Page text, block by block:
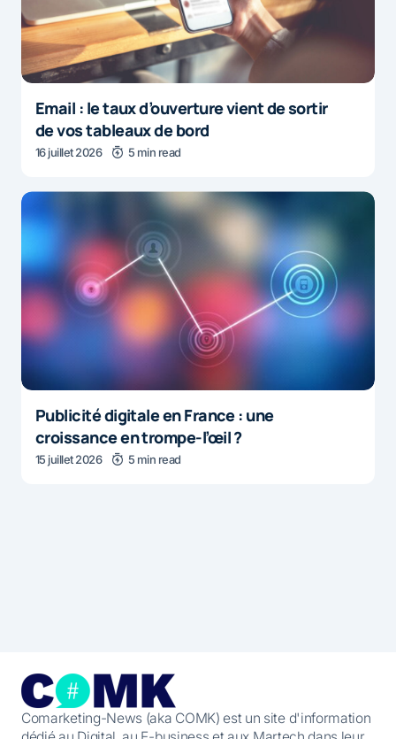
Email : le taux d’ouverture vient de sortir
de vos tableaux de bord
16 juillet 2026 5 min read
Publicité digitale en France : une
croissance en trompe-l’œil ?
15 juillet 2026 5 min read
Comarketing-News (aka COMK) est un site d'information